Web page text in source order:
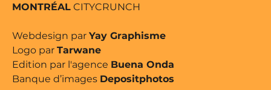
MONTRÉAL CITYCRUNCH
Webdesign par Yay Graphisme
Logo par Tarwane
Edition par l'agence Buena Onda
Banque d’images Depositphotos